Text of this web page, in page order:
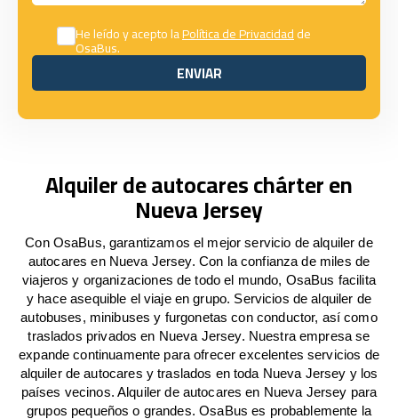
He leído y acepto laPolítica de Privacidadde
OsaBus.
ENVIAR
ENVIAR
Alquiler de autocares chárter en
Nueva Jersey
Con OsaBus, garantizamos el mejor servicio de alquiler de
autocares en Nueva Jersey. Con la confianza de miles de
viajeros y organizaciones de todo el mundo, OsaBus facilita
y hace asequible el viaje en grupo. Servicios de alquiler de
autobuses, minibuses y furgonetas con conductor, así como
traslados privados en Nueva Jersey. Nuestra empresa se
expande continuamente para ofrecer excelentes servicios de
alquiler de autocares y traslados en toda Nueva Jersey y los
países vecinos. Alquiler de autocares en Nueva Jersey para
grupos pequeños o grandes. OsaBus es probablemente la